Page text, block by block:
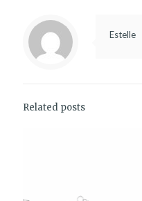
Estelle
Related posts